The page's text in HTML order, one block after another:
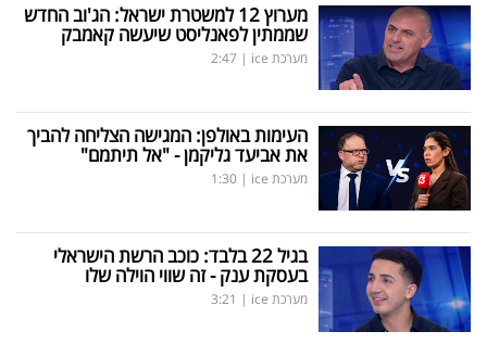
מערוץ 12 למשטרת ישראל: הג'וב החדש
שממתין לפאנליסט שיעשה קאמבק
מערכת ice |
2:47
העימות באולפן: המגישה הצליחה להביך
את אביעד גליקמן - "אל תיתמם"
מערכת ice |
1:30
בגיל 22 בלבד: כוכב הרשת הישראלי
בעסקת ענק - זה שווי הוילה שלו
מערכת ice |
3:21